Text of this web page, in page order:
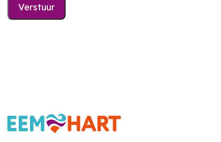
Verstuur
Footer